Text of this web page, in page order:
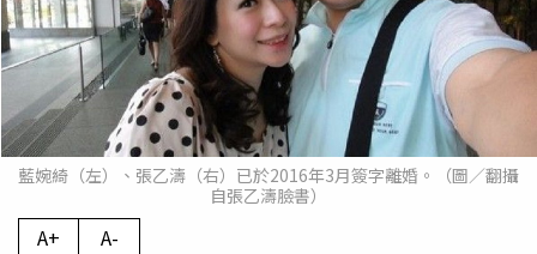
藍婉綺（左）、張乙濤（右）已於2016年3月簽字離婚。（圖／翻攝
自張乙濤臉書）
A+ A-